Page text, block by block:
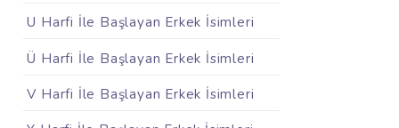
U Harfi İle Başlayan Erkek İsimleri
Ü Harfi İle Başlayan Erkek İsimleri
V Harfi İle Başlayan Erkek İsimleri